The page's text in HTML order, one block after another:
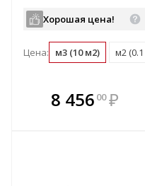
Хорошая цена!
Цена: м3 (10 м2) м2 (0.1
8 456 00 ₽
В комплекте
всегда